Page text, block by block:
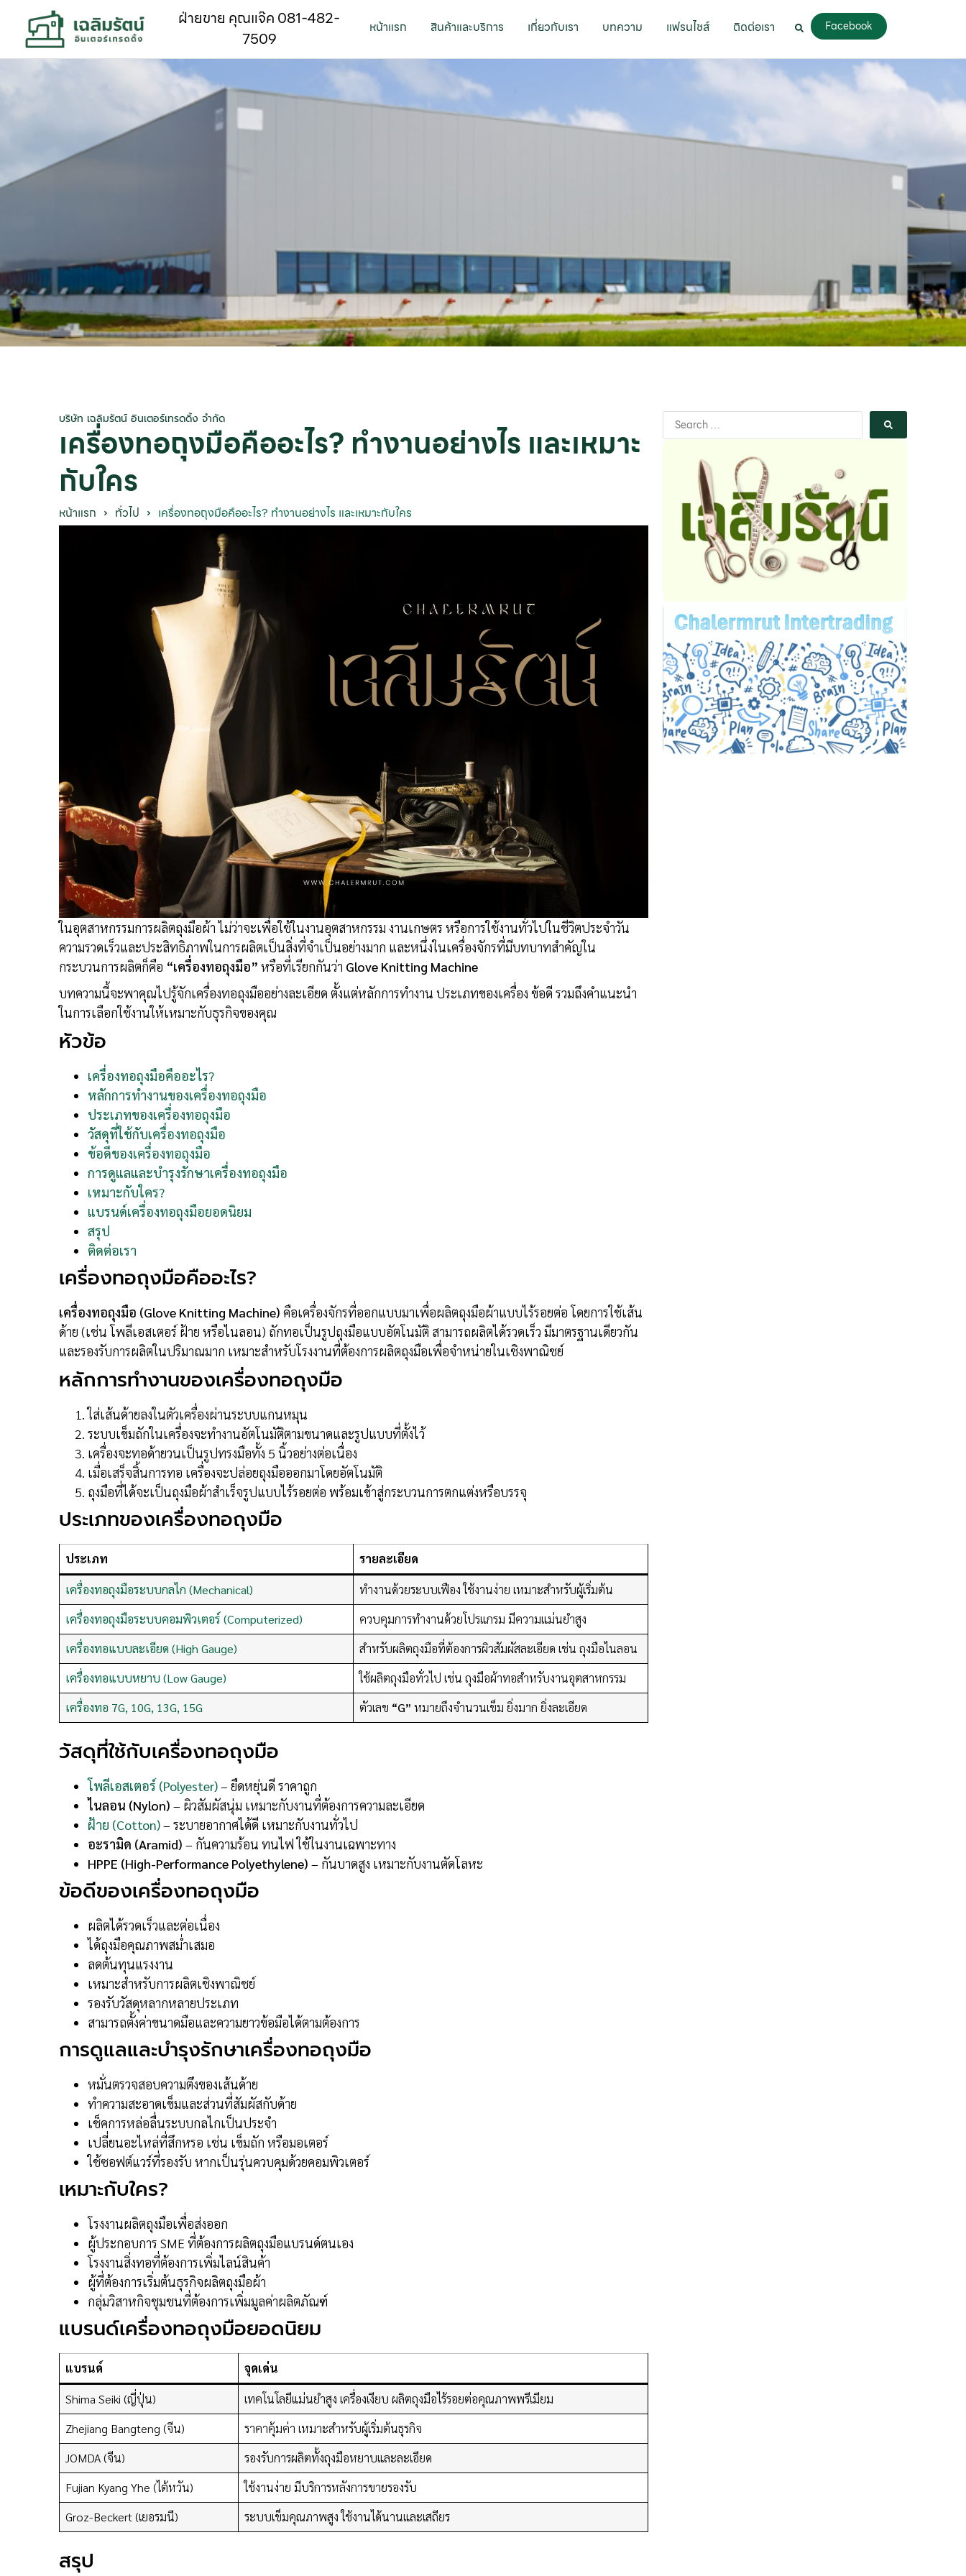
ฝ่ายขาย คุณแจ๊ค 081-482-
7509
หน้าแรก สินค้าและบริการ เกี่ยวกับเรา บทความ แฟรนไชส์ ติดต่อเรา Facebook
บริษัท เฉลิมรัตน์ อินเตอร์เทรดดิ้ง จำกัด
เครื่องทอถุงมือคืออะไร? ทำงานอย่างไร และเหมาะ
กับใคร
หน้าแรก ทั่วไป เครื่องทอถุงมือคืออะไร? ทำงานอย่างไร และเหมาะกับใคร
ในอุตสาหกรรมการผลิตถุงมือผ้า ไม่ว่าจะเพื่อใช้ในงานอุตสาหกรรม งานเกษตร หรือการใช้งานทั่วไปในชีวิตประจำวัน
ความรวดเร็วและประสิทธิภาพในการผลิตเป็นสิ่งที่จำเป็นอย่างมาก และหนึ่งในเครื่องจักรที่มีบทบาทสำคัญใน
กระบวนการผลิตก็คือ “เครื่องทอถุงมือ” หรือที่เรียกกันว่า Glove Knitting Machine
บทความนี้จะพาคุณไปรู้จักเครื่องทอถุงมืออย่างละเอียด ตั้งแต่หลักการทำงาน ประเภทของเครื่อง ข้อดี รวมถึงคำแนะนำ
ในการเลือกใช้งานให้เหมาะกับธุรกิจของคุณ
หัวข้อ
เครื่องทอถุงมือคืออะไร?
หลักการทำงานของเครื่องทอถุงมือ
ประเภทของเครื่องทอถุงมือ
วัสดุที่ใช้กับเครื่องทอถุงมือ
ข้อดีของเครื่องทอถุงมือ
การดูแลและบำรุงรักษาเครื่องทอถุงมือ
เหมาะกับใคร?
แบรนด์เครื่องทอถุงมือยอดนิยม
สรุป
ติดต่อเรา
เครื่องทอถุงมือคืออะไร?
เครื่องทอถุงมือ (Glove Knitting Machine) คือเครื่องจักรที่ออกแบบมาเพื่อผลิตถุงมือผ้าแบบไร้รอยต่อ โดยการใช้เส้น
ด้าย (เช่น โพลีเอสเตอร์ ฝ้าย หรือไนลอน) ถักทอเป็นรูปถุงมือแบบอัตโนมัติ สามารถผลิตได้รวดเร็ว มีมาตรฐานเดียวกัน
และรองรับการผลิตในปริมาณมาก เหมาะสำหรับโรงงานที่ต้องการผลิตถุงมือเพื่อจำหน่ายในเชิงพาณิชย์
หลักการทำงานของเครื่องทอถุงมือ
ใส่เส้นด้ายลงในตัวเครื่องผ่านระบบแกนหมุน
ระบบเข็มถักในเครื่องจะทำงานอัตโนมัติตามขนาดและรูปแบบที่ตั้งไว้
เครื่องจะทอด้ายวนเป็นรูปทรงมือทั้ง 5 นิ้วอย่างต่อเนื่อง
เมื่อเสร็จสิ้นการทอ เครื่องจะปล่อยถุงมือออกมาโดยอัตโนมัติ
ถุงมือที่ได้จะเป็นถุงมือผ้าสำเร็จรูปแบบไร้รอยต่อ พร้อมเข้าสู่กระบวนการตกแต่งหรือบรรจุ
ประเภทของเครื่องทอถุงมือ
ประเภท รายละเอียด
เครื่องทอถุงมือระบบกลไก (Mechanical)
ทำงานด้วยระบบเฟือง ใช้งานง่าย เหมาะสำหรับผู้เริ่มต้น
เครื่องทอถุงมือระบบคอมพิวเตอร์ (Computerized)
ควบคุมการทำงานด้วยโปรแกรม มีความแม่นยำสูง
เครื่องทอแบบละเอียด (High Gauge)
สำหรับผลิตถุงมือที่ต้องการผิวสัมผัสละเอียด เช่น ถุงมือไนลอน
เครื่องทอแบบหยาบ (Low Gauge)
ใช้ผลิตถุงมือทั่วไป เช่น ถุงมือผ้าทอสำหรับงานอุตสาหกรรม
เครื่องทอ 7G, 10G, 13G, 15G
ตัวเลข “G” หมายถึงจำนวนเข็ม ยิ่งมาก ยิ่งละเอียด
วัสดุที่ใช้กับเครื่องทอถุงมือ
โพลีเอสเตอร์ (Polyester)– ยืดหยุ่นดี ราคาถูก
ไนลอน (Nylon) – ผิวสัมผัสนุ่ม เหมาะกับงานที่ต้องการความละเอียด
ฝ้าย (Cotton)– ระบายอากาศได้ดี เหมาะกับงานทั่วไป
อะรามิด (Aramid) – กันความร้อน ทนไฟ ใช้ในงานเฉพาะทาง
HPPE (High-Performance Polyethylene) – กันบาดสูง เหมาะกับงานตัดโลหะ
ข้อดีของเครื่องทอถุงมือ
ผลิตได้รวดเร็วและต่อเนื่อง
ได้ถุงมือคุณภาพสม่ำเสมอ
ลดต้นทุนแรงงาน
เหมาะสำหรับการผลิตเชิงพาณิชย์
รองรับวัสดุหลากหลายประเภท
สามารถตั้งค่าขนาดมือและความยาวข้อมือได้ตามต้องการ
การดูแลและบำรุงรักษาเครื่องทอถุงมือ
หมั่นตรวจสอบความตึงของเส้นด้าย
ทำความสะอาดเข็มและส่วนที่สัมผัสกับด้าย
เช็คการหล่อลื่นระบบกลไกเป็นประจำ
เปลี่ยนอะไหล่ที่สึกหรอ เช่น เข็มถัก หรือมอเตอร์
ใช้ซอฟต์แวร์ที่รองรับ หากเป็นรุ่นควบคุมด้วยคอมพิวเตอร์
เหมาะกับใคร?
โรงงานผลิตถุงมือเพื่อส่งออก
ผู้ประกอบการ SME ที่ต้องการผลิตถุงมือแบรนด์ตนเอง
โรงงานสิ่งทอที่ต้องการเพิ่มไลน์สินค้า
ผู้ที่ต้องการเริ่มต้นธุรกิจผลิตถุงมือผ้า
กลุ่มวิสาหกิจชุมชนที่ต้องการเพิ่มมูลค่าผลิตภัณฑ์
แบรนด์เครื่องทอถุงมือยอดนิยม
แบรนด์ จุดเด่น
Shima Seiki (ญี่ปุ่น)
เทคโนโลยีแม่นยำสูง เครื่องเงียบ ผลิตถุงมือไร้รอยต่อคุณภาพพรีเมียม
Zhejiang Bangteng (จีน)
ราคาคุ้มค่า เหมาะสำหรับผู้เริ่มต้นธุรกิจ
JOMDA (จีน)
รองรับการผลิตทั้งถุงมือหยาบและละเอียด
Fujian Kyang Yhe (ไต้หวัน)
ใช้งานง่าย มีบริการหลังการขายรองรับ
Groz-Beckert (เยอรมนี)
ระบบเข็มคุณภาพสูง ใช้งานได้นานและเสถียร
สรุป